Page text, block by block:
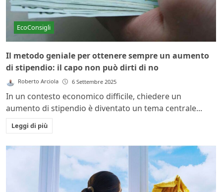
EcoConsigli
Il metodo geniale per ottenere sempre un aumento
di stipendio: il capo non può dirti di no
Roberto Arciola 6 Settembre 2025
In un contesto economico difficile, chiedere un
aumento di stipendio è diventato un tema centrale...
Leggi di più